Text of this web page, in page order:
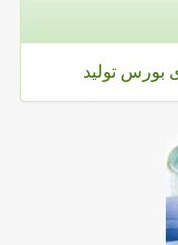
بورس تولید